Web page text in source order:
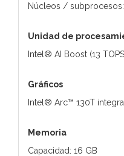
Núcleos /
Unidad de
Intel® AI Boost (13
Gráficos
Intel® Arc™ 130T
Memoria
Capacidad: 16 GB